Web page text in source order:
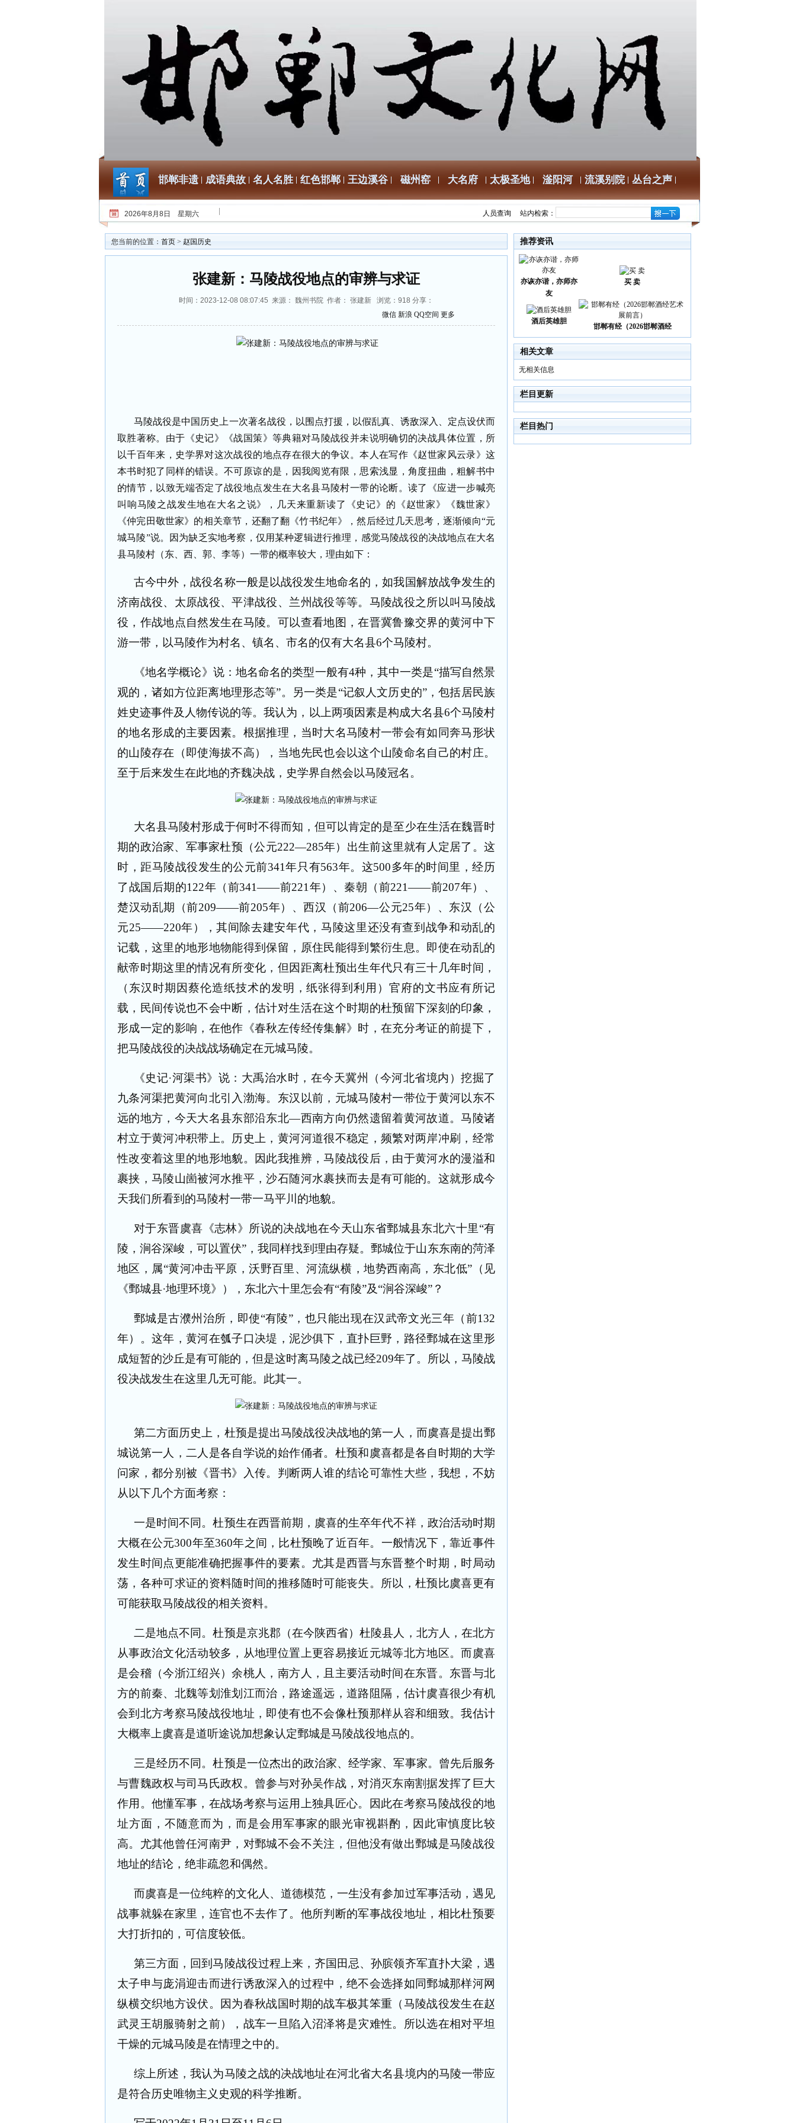
邯郸非遗 成语典故 名人名胜 红色邯郸 王边溪谷 磁州窑 大名府 太极圣地 滏阳河 流溪别院 丛台之声
2026年8月8日 星期六 人员查询 站内检索：
您当前的位置： 首页 > 赵国历史
张建新：马陵战役地点的审辨与求证
时间：2023-12-08 08:07:45 来源： 魏州书院 作者： 张建新 浏览： 918 分享：
微信 新浪 QQ空间 更多
马陵战役是中国历史上一次著名战役，以围点打援，以假乱真、诱敌深入、定点设伏而
取胜著称。由于《史记》《战国策》等典籍对马陵战役并未说明确切的决战具体位置，所
以千百年来，史学界对这次战役的地点存在很大的争议。本人在写作《赵世家风云录》这
本书时犯了同样的错误。不可原谅的是，因我阅览有限，思索浅显，角度扭曲，粗解书中
的情节，以致无端否定了战役地点发生在大名县马陵村一带的论断。读了《应进一步喊亮
叫响马陵之战发生地在大名之说》，几天来重新读了《史记》的《赵世家》《魏世家》
《仲完田敬世家》的相关章节，还翻了翻《竹书纪年》，然后经过几天思考，逐渐倾向“元
城马陵”说。因为缺乏实地考察，仅用某种逻辑进行推理，感觉马陵战役的决战地点在大名
县马陵村（东、西、郭、李等）一带的概率较大，理由如下：
古今中外，战役名称一般是以战役发生地命名的，如我国解放战争发生的
济南战役、太原战役、平津战役、兰州战役等等。马陵战役之所以叫马陵战
役，作战地点自然发生在马陵。可以查看地图，在晋冀鲁豫交界的黄河中下
游一带，以马陵作为村名、镇名、市名的仅有大名县6个马陵村。
《地名学概论》说：地名命名的类型一般有4种，其中一类是“描写自然景
观的，诸如方位距离地理形态等”。另一类是“记叙人文历史的”，包括居民族
姓史迹事件及人物传说的等。我认为，以上两项因素是构成大名县6个马陵村
的地名形成的主要因素。根据推理，当时大名马陵村一带会有如同奔马形状
的山陵存在（即使海拔不高），当地先民也会以这个山陵命名自己的村庄。
至于后来发生在此地的齐魏决战，史学界自然会以马陵冠名。
大名县马陵村形成于何时不得而知，但可以肯定的是至少在生活在魏晋时
期的政治家、军事家杜预（公元222—285年）出生前这里就有人定居了。这
时，距马陵战役发生的公元前341年只有563年。这500多年的时间里，经历
了战国后期的122年（前341——前221年）、秦朝（前221——前207年）、
楚汉动乱期（前209——前205年）、西汉（前206—公元25年）、东汉（公
元25——220年），其间除去建安年代，马陵这里还没有查到战争和动乱的
记载，这里的地形地物能得到保留，原住民能得到繁衍生息。即使在动乱的
献帝时期这里的情况有所变化，但因距离杜预出生年代只有三十几年时间，
（东汉时期因蔡伦造纸技术的发明，纸张得到利用）官府的文书应有所记
载，民间传说也不会中断，估计对生活在这个时期的杜预留下深刻的印象，
形成一定的影响，在他作《春秋左传经传集解》时，在充分考证的前提下，
把马陵战役的决战战场确定在元城马陵。
《史记·河渠书》说：大禹治水时，在今天冀州（今河北省境内）挖掘了
九条河渠把黄河向北引入渤海。东汉以前，元城马陵村一带位于黄河以东不
远的地方，今天大名县东部沿东北—西南方向仍然遗留着黄河故道。马陵诸
村立于黄河冲积带上。历史上，黄河河道很不稳定，频繁对两岸冲刷，经常
性改变着这里的地形地貌。因此我推辨，马陵战役后，由于黄河水的漫溢和
裹挟，马陵山崮被河水推平，沙石随河水裹挟而去是有可能的。这就形成今
天我们所看到的马陵村一带一马平川的地貌。
对于东晋虞喜《志林》所说的决战地在今天山东省鄄城县东北六十里“有
陵，涧谷深峻，可以置伏”，我同样找到理由存疑。鄄城位于山东东南的菏泽
地区，属“黄河冲击平原，沃野百里、河流纵横，地势西南高，东北低”（见
《鄄城县·地理环境》），东北六十里怎会有“有陵”及“涧谷深峻”？
鄄城是古濮州治所，即使“有陵”，也只能出现在汉武帝文光三年（前132
年）。这年，黄河在瓠子口决堤，泥沙俱下，直扑巨野，路径鄄城在这里形
成短暂的沙丘是有可能的，但是这时离马陵之战已经209年了。所以，马陵战
役决战发生在这里几无可能。此其一。
第二方面历史上，杜预是提出马陵战役决战地的第一人，而虞喜是提出鄄
城说第一人，二人是各自学说的始作俑者。杜预和虞喜都是各自时期的大学
问家，都分别被《晋书》入传。判断两人谁的结论可靠性大些，我想，不妨
从以下几个方面考察：
一是时间不同。杜预生在西晋前期，虞喜的生卒年代不祥，政治活动时期
大概在公元300年至360年之间，比杜预晚了近百年。一般情况下，靠近事件
发生时间点更能准确把握事件的要素。尤其是西晋与东晋整个时期，时局动
荡，各种可求证的资料随时间的推移随时可能丧失。所以，杜预比虞喜更有
可能获取马陵战役的相关资料。
二是地点不同。杜预是京兆郡（在今陕西省）杜陵县人，北方人，在北方
从事政治文化活动较多，从地理位置上更容易接近元城等北方地区。而虞喜
是会稽（今浙江绍兴）余桃人，南方人，且主要活动时间在东晋。东晋与北
方的前秦、北魏等划淮划江而治，路途遥远，道路阻隔，估计虞喜很少有机
会到北方考察马陵战役地址，即使有也不会像杜预那样从容和细致。我估计
大概率上虞喜是道听途说加想象认定鄄城是马陵战役地点的。
三是经历不同。杜预是一位杰出的政治家、经学家、军事家。曾先后服务
与曹魏政权与司马氏政权。曾参与对孙吴作战，对消灭东南割据发挥了巨大
作用。他懂军事，在战场考察与运用上独具匠心。因此在考察马陵战役的地
址方面，不随意而为，而是会用军事家的眼光审视斟酌，因此审慎度比较
高。尤其他曾任河南尹，对鄄城不会不关注，但他没有做出鄄城是马陵战役
地址的结论，绝非疏忽和偶然。
而虞喜是一位纯粹的文化人、道德模范，一生没有参加过军事活动，遇见
战事就躲在家里，连官也不去作了。他所判断的军事战役地址，相比杜预要
大打折扣的，可信度较低。
第三方面，回到马陵战役过程上来，齐国田忌、孙膑领齐军直扑大梁，遇
太子申与庞涓迎击而进行诱敌深入的过程中，绝不会选择如同鄄城那样河网
纵横交织地方设伏。因为春秋战国时期的战车极其笨重（马陵战役发生在赵
武灵王胡服骑射之前），战车一旦陷入沼泽将是灾难性。所以选在相对平坦
干燥的元城马陵是在情理之中的。
综上所述，我认为马陵之战的决战地址在河北省大名县境内的马陵一带应
是符合历史唯物主义史观的科学推断。
推荐资讯
亦诙亦谐，亦师亦
友
买 卖
酒后英雄胆
邯郸有经（2026邯郸酒经
相关文章
无相关信息
栏目更新
栏目热门